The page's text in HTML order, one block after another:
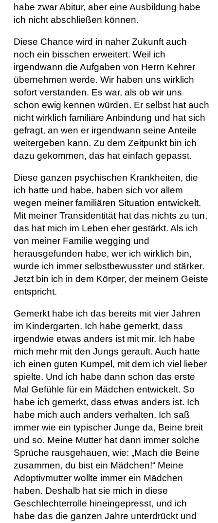
habe zwar Abitur, aber eine Ausbildung habe
ich nicht abschließen können.
Diese Chance wird in naher Zukunft auch
noch ein bisschen erweitert. Weil ich
irgendwann die Aufgaben von Herrn Kehrer
übernehmen werde. Wir haben uns wirklich
sofort verstanden. Es war, als ob wir uns
schon ewig kennen würden. Er selbst hat auch
nicht wirklich familiäre Anbindung und hat sich
gefragt, an wen er irgendwann seine Anteile
weitergeben kann. Zu dem Zeitpunkt bin ich
dazu gekommen, das hat einfach gepasst.
Diese ganzen psychischen Krankheiten, die
ich hatte und habe, haben sich vor allem
wegen meiner familiären Situation entwickelt.
Mit meiner Transidentität hat das nichts zu tun,
das hat mich im Leben eher gestärkt. Als ich
von meiner Familie wegging und
herausgefunden habe, wer ich wirklich bin,
wurde ich immer selbstbewusster und stärker.
Jetzt bin ich in dem Körper, der meinem Geiste
entspricht.
Gemerkt habe ich das bereits mit vier Jahren
im Kindergarten. Ich habe gemerkt, dass
irgendwie etwas anders ist mit mir. Ich habe
mich mehr mit den Jungs gerauft. Auch hatte
ich einen guten Kumpel, mit dem ich viel lieber
spielte. Und ich habe dann schon das erste
Mal Gefühle für ein Mädchen entwickelt. So
habe ich gemerkt, dass etwas anders ist. Ich
habe mich auch anders verhalten. Ich saß
immer wie ein typischer Junge da, Beine breit
und so. Meine Mutter hat dann immer solche
Sprüche rausgehauen, wie: „Mach die Beine
zusammen, du bist ein Mädchen!“ Meine
Adoptivmutter wollte immer ein Mädchen
haben. Deshalb hat sie mich in diese
Geschlechterrolle hineingepresst, und ich
habe das die ganzen Jahre unterdrückt und